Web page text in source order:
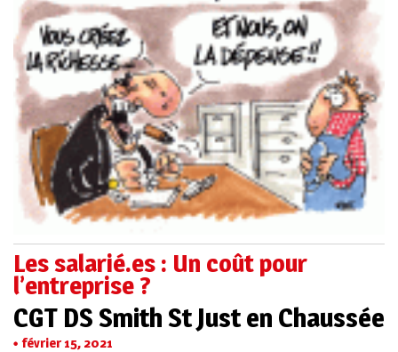
Les salarié.es : Un coût pour
l’entreprise ?
CGT DS Smith St Just en Chaussée
février 15, 2021